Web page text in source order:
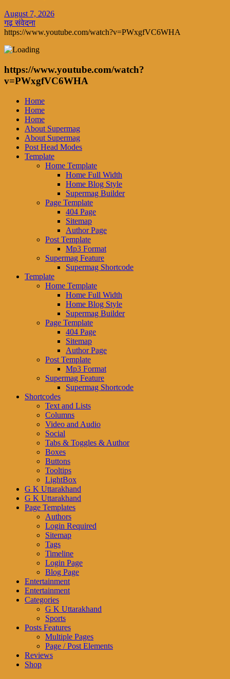
August 7, 2026
गढ़ संवेदना
https://www.youtube.com/watch?v=PWxgfVC6WHA
https://www.youtube.com/watch?
v=PWxgfVC6WHA
Home
Home
Home
About Supermag
About Supermag
Post Head Modes
Template
Home Template
Home Full Width
Home Blog Style
Supermag Builder
Page Template
404 Page
Sitemap
Author Page
Post Template
Mp3 Format
Supermag Feature
Supermag Shortcode
Template
Home Template
Home Full Width
Home Blog Style
Supermag Builder
Page Template
404 Page
Sitemap
Author Page
Post Template
Mp3 Format
Supermag Feature
Supermag Shortcode
Shortcodes
Text and Lists
Columns
Video and Audio
Social
Tabs & Toggles & Author
Boxes
Buttons
Tooltips
LightBox
G K Uttarakhand
G K Uttarakhand
Page Templates
Authors
Login Required
Sitemap
Tags
Timeline
Login Page
Blog Page
Entertainment
Entertainment
Categories
G K Uttarakhand
Sports
Posts Features
Multiple Pages
Page / Post Elements
Reviews
Shop